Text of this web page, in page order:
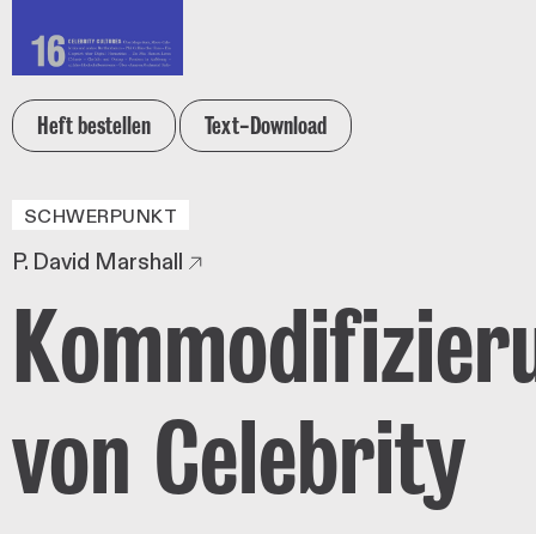
Heft bestellen Text-Download
SCHWERPUNKT
P. David Marshall
von Celebrity